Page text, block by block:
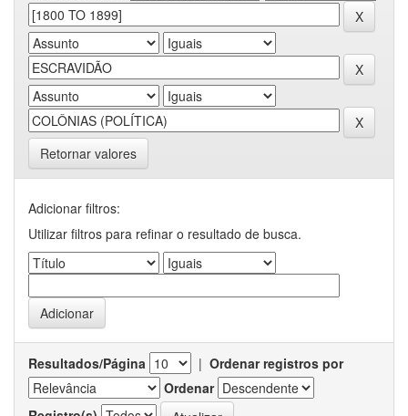
Retornar valores
Adicionar filtros:
Utilizar filtros para refinar o resultado de busca.
Resultados/Página | Ordenar registros por
Ordenar